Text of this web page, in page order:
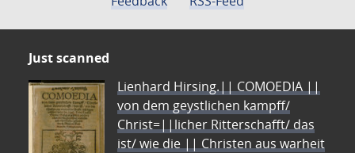
Just scanned
Lienhard Hirsing.|| COMOEDIA ||
von dem geystlichen kampff/
Christ=||licher Ritterschafft/ das
ist/ wie die || Christen aus warheit